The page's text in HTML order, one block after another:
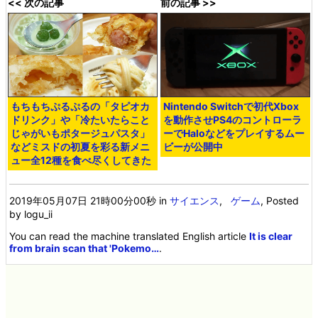
<< 次の記事
もちもちぷるぷるの「タピオカ
ドリンク」や「冷たいたらこと
じゃがいもポタージュパスタ」
などミスドの初夏を彩る新メニ
ュー全12種を食べ尽くしてきた
前の記事 >>
Nintendo Switchで初代Xbox
を動作させPS4のコントローラ
ーでHaloなどをプレイするムー
ビーが公開中
2019年05月07日 21時00分00秒 inサイエンス,ゲーム, Posted
by logu_ii
You can read the machine translated English articleIt is clear
from brain scan that 'Pokemo….